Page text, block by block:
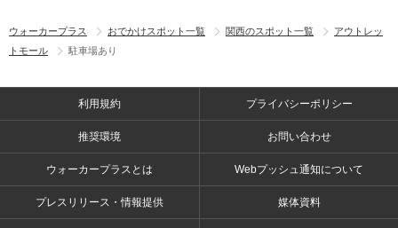
ウォーカープラス おでかけスポット一覧 関西のスポット一覧
アウトレッ
トモール
駐車場あり
利用規約 プライバシーポリシー
推奨環境 お問い合わせ
ウォーカープラスとは Webプッシュ通知について
プレスリリース・情報提供 媒体資料